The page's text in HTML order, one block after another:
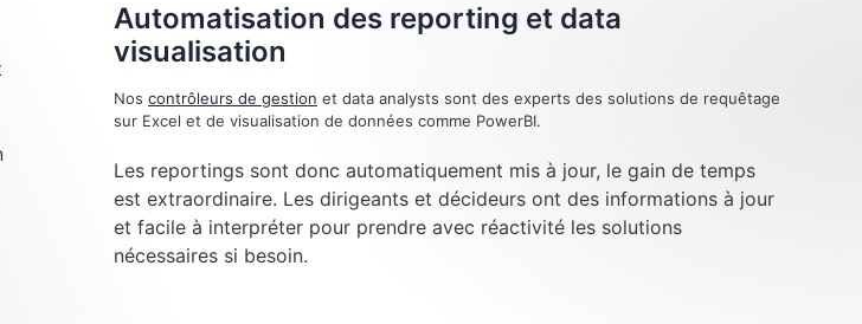
Automatisation des reporting et data
visualisation
Nos contrôleurs de gestion et data analysts sont des experts des solutions de requêtage
sur Excel et de visualisation de données comme PowerBI.
Les reportings sont donc automatiquement mis à jour, le gain de temps
est extraordinaire. Les dirigeants et décideurs ont des informations à jour
et facile à interpréter pour prendre avec réactivité les solutions
nécessaires si besoin.